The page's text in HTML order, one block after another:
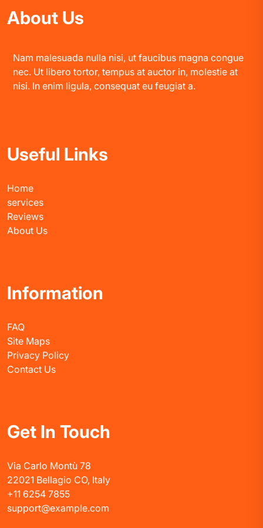
About Us
Nam malesuada nulla nisi, ut faucibus magna congue
nec. Ut libero tortor, tempus at auctor in, molestie at
nisi. In enim ligula, consequat eu feugiat a.
Useful Links
Home
services
Reviews
About Us
Information
FAQ
Site Maps
Privacy Policy
Contact Us
Get In Touch
Via Carlo Montù 78
22021 Bellagio CO, Italy
+11 6254 7855
support@example.com